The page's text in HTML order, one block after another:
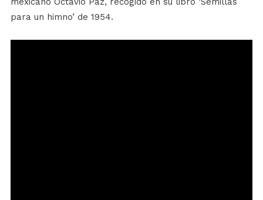
para un himno’ de 1954.